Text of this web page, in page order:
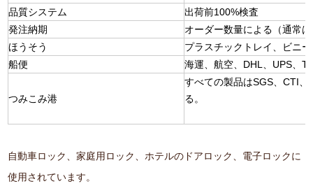
品質システム
出荷前100%検査
発注納期
オーダー数量による（通常
ほうそう
プラスチックトレイ、ビニ
船便
海運、航空、DHL、UPS、
つみこみ港
すべての製品はSGS、CTI
る。
自動車ロック、家庭用ロック、ホテルのドアロック、電子ロックに
使用されています。